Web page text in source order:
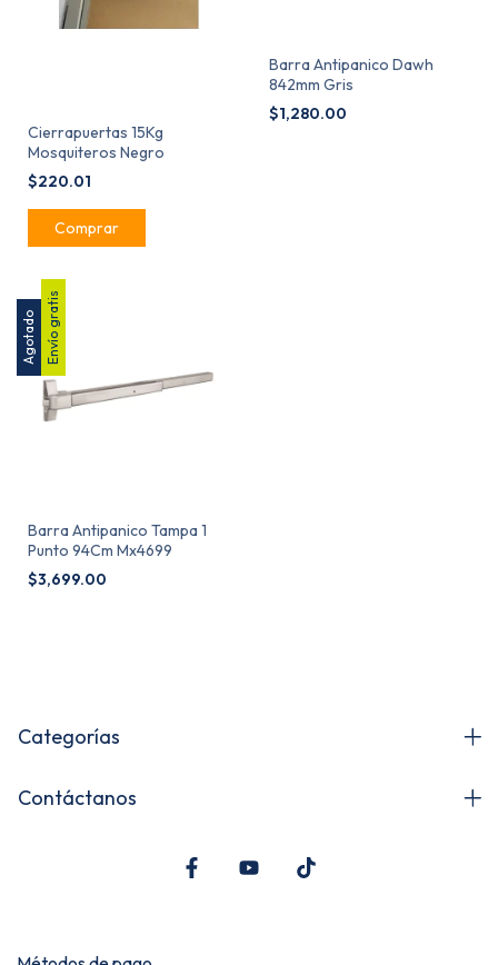
Cierrapuertas 15Kg
Mosquiteros Negro
$220.01
Barra Antipanico Dawh
842mm Gris
$1,280.00
Agotado Envío gratis
Barra Antipanico Tampa 1
Punto 94Cm Mx4699
$3,699.00
Categorías
Contáctanos